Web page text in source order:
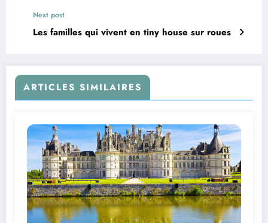
Next post
Les familles qui vivent en tiny house sur roues
ARTICLES SIMILAIRES